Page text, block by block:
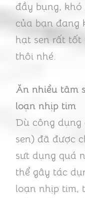
đầy bụng,
của bạn đang
hạt sen rất tốt
thôi nhé.
Ăn nhiều tâm
loạn nhịp tim
Dù công
sen) đã được
sưt dụng quá
thể gây tác
loạn nhịp tim,